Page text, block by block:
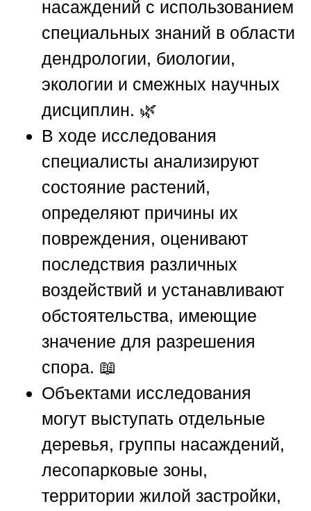
насаждений с использованием
специальных знаний в области
дендрологии, биологии,
экологии и смежных научных
дисциплин. 🌿
В ходе исследования
специалисты анализируют
состояние растений,
определяют причины их
повреждения, оценивают
последствия различных
воздействий и устанавливают
обстоятельства, имеющие
значение для разрешения
спора. 📖
Объектами исследования
могут выступать отдельные
деревья, группы насаждений,
лесопарковые зоны,
территории жилой застройки,